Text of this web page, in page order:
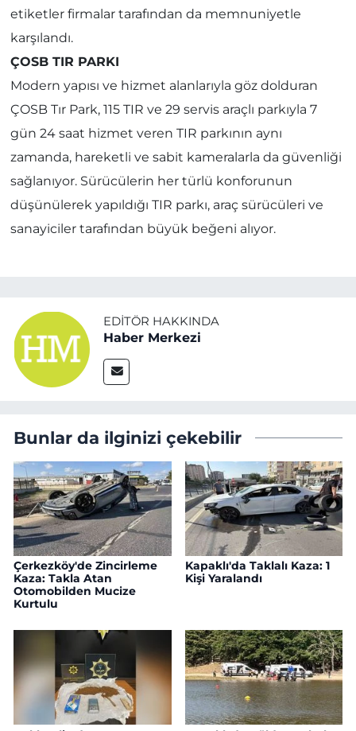
etiketler firmalar tarafından da memnuniyetle
karşılandı.
ÇOSB TIR PARKI
Modern yapısı ve hizmet alanlarıyla göz dolduran
ÇOSB Tır Park, 115 TIR ve 29 servis araçlı parkıyla 7
gün 24 saat hizmet veren TIR parkının aynı
zamanda, hareketli ve sabit kameralarla da güvenliği
sağlanıyor. Sürücülerin her türlü konforunun
düşünülerek yapıldığı TIR parkı, araç sürücüleri ve
sanayiciler tarafından büyük beğeni alıyor.
EDITÖR HAKKINDA
Haber Merkezi
Bunlar da ilginizi çekebilir
Çerkezköy'de Zincirleme
Kaza: Takla Atan
Otomobilden Mucize
Kurtulu
Kapaklı'da Taklalı Kaza: 1
Kişi Yaralandı